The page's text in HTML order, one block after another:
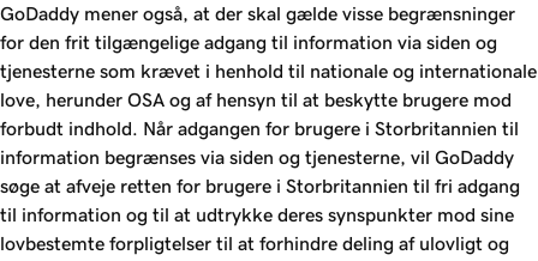
GoDaddy mener også, at der skal gælde visse begrænsninger
for den frit tilgængelige adgang til information via siden og
tjenesterne som krævet i henhold til nationale og internationale
love, herunder OSA og af hensyn til at beskytte brugere mod
forbudt indhold. Når adgangen for brugere i Storbritannien til
information begrænses via siden og tjenesterne, vil GoDaddy
søge at afveje retten for brugere i Storbritannien til fri adgang
til information og til at udtrykke deres synspunkter mod sine
lovbestemte forpligtelser til at forhindre deling af ulovligt og